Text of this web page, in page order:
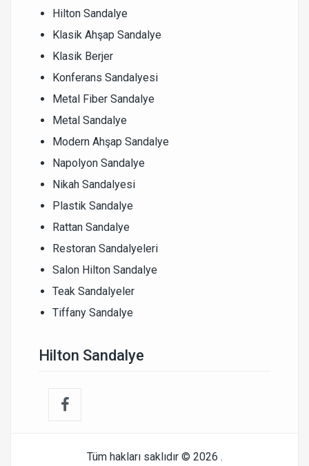
Hilton Sandalye
Klasik Ahşap Sandalye
Klasik Berjer
Konferans Sandalyesi
Metal Fiber Sandalye
Metal Sandalye
Modern Ahşap Sandalye
Napolyon Sandalye
Nikah Sandalyesi
Plastik Sandalye
Rattan Sandalye
Restoran Sandalyeleri
Salon Hilton Sandalye
Teak Sandalyeler
Tiffany Sandalye
Hilton Sandalye
Tüm hakları saklıdır © 2026 .